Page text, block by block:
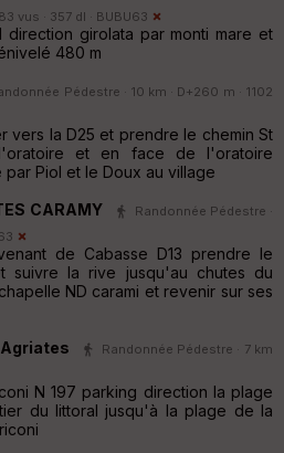
vus · 357 dl · BUBU63
direction girolata par monti mare et
480 m
Pédestre · 10 km · D+260 m · 1102
vers la D25 et prendre le chemin St
et en face de l'oratoire
Piol et le Doux au village
CARAMY
Randonnée Pédestre ·
de Cabasse D13 prendre le
suivre la rive jusqu'au chutes du
ND carami et revenir sur ses
Agriates
Randonnée Pédestre · 7 km
N 197 parking direction la plage
du littoral jusqu'à la plage de la